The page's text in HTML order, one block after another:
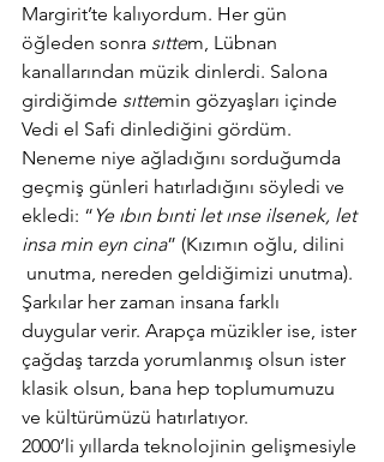
Margirit’te kalıyordum. Her gün
öğleden sonra sıttem, Lübnan
kanallarından müzik dinlerdi. Salona
girdiğimde sıttemin gözyaşları içinde
Vedi el Safi dinlediğini gördüm.
Neneme niye ağladığını sorduğumda
geçmiş günleri hatırladığını söyledi ve
ekledi: “ Ye ıbın bınti let ınse ilsenek, let
insa min eyn cina” (Kızımın oğlu, dilini
unutma, nereden geldiğimizi unutma).
Şarkılar her zaman insana farklı
duygular verir. Arapça müzikler ise, ister
çağdaş tarzda yorumlanmış olsun ister
klasik olsun, bana hep toplumumuzu
ve kültürümüzü hatırlatıyor.
2000’li yıllarda teknolojinin gelişmesiyle